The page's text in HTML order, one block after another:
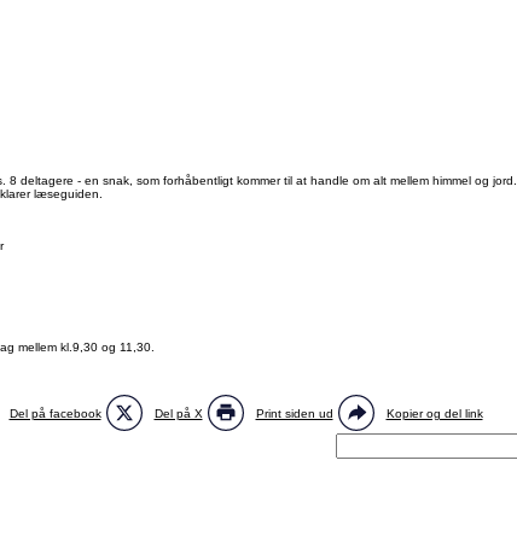
deltagere - en snak, som forhåbentligt kommer til at handle om alt mellem himmel og jord.
læseguiden.
mellem kl.9,30 og 11,30.
Del på facebook Del på X Print siden ud Kopier og del link